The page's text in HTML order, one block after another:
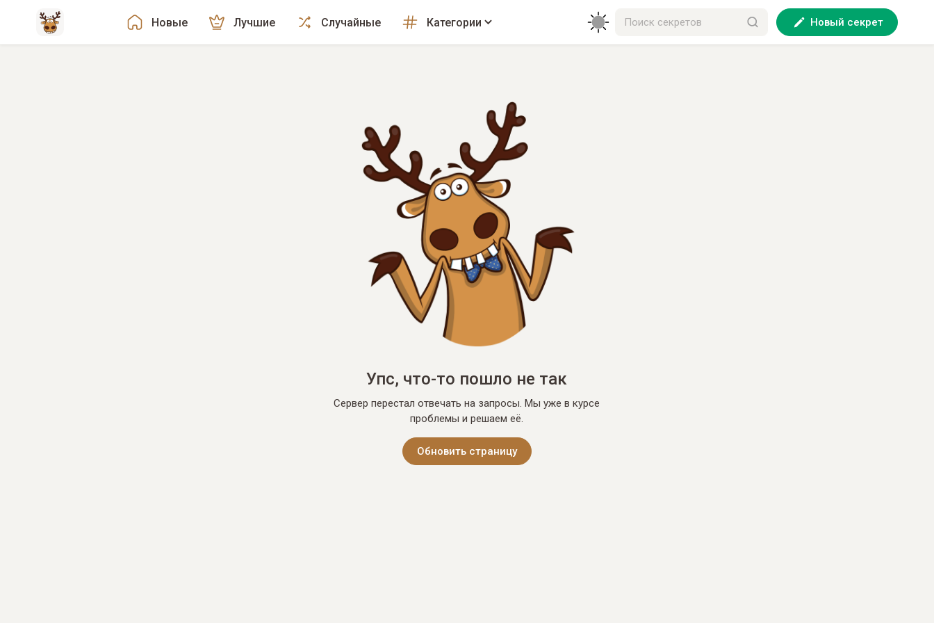
Новые Лучшие Случайные Категории Новый секрет
Упс, что-то пошло не так
Сервер перестал отвечать на запросы. Мы уже в курсе
проблемы и решаем её.
Обновить страницу